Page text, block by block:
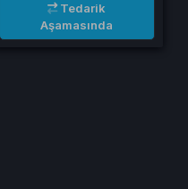
Tedarik
Aşamasında